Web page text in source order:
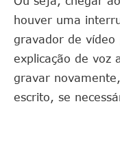
houver uma
gravador de vídeo
explicação de voz
gravar
escrito, se